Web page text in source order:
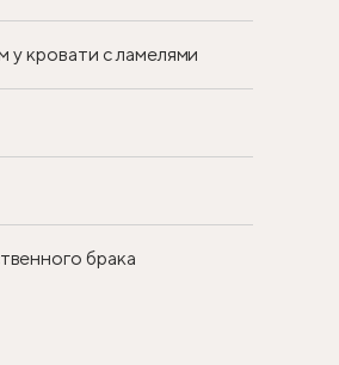
у кровати с ламелями
брака